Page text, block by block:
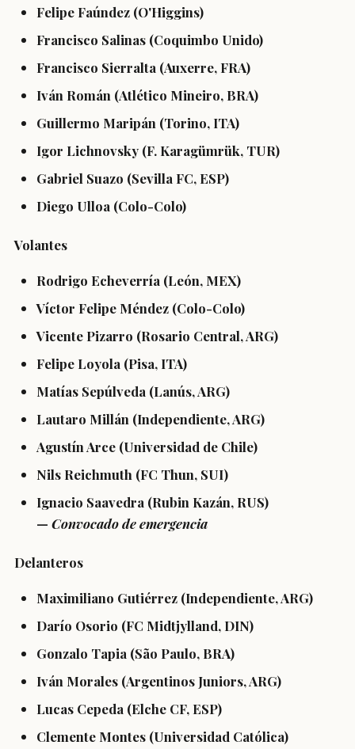
Felipe Faúndez (O'Higgins)
Francisco Salinas (Coquimbo Unido)
Francisco Sierralta (Auxerre, FRA)
Iván Román (Atlético Mineiro, BRA)
Guillermo Maripán (Torino, ITA)
Igor Lichnovsky (F. Karagümrük, TUR)
Gabriel Suazo (Sevilla FC, ESP)
Diego Ulloa (Colo-Colo)
Volantes
Rodrigo Echeverría (León, MEX)
Víctor Felipe Méndez (Colo-Colo)
Vicente Pizarro (Rosario Central, ARG)
Felipe Loyola (Pisa, ITA)
Matías Sepúlveda (Lanús, ARG)
Lautaro Millán (Independiente, ARG)
Agustín Arce (Universidad de Chile)
Nils Reichmuth (FC Thun, SUI)
Ignacio Saavedra (Rubin Kazán, RUS)
— Convocado de emergencia
Delanteros
Maximiliano Gutiérrez (Independiente, ARG)
Darío Osorio (FC Midtjylland, DIN)
Gonzalo Tapia (São Paulo, BRA)
Iván Morales (Argentinos Juniors, ARG)
Lucas Cepeda (Elche CF, ESP)
Clemente Montes (Universidad Católica)